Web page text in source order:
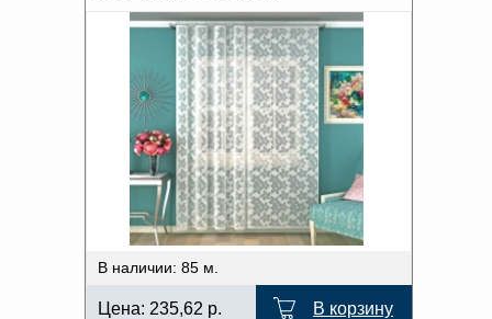
В наличии: 85 м.
Цена: 235,62 р. В корзину